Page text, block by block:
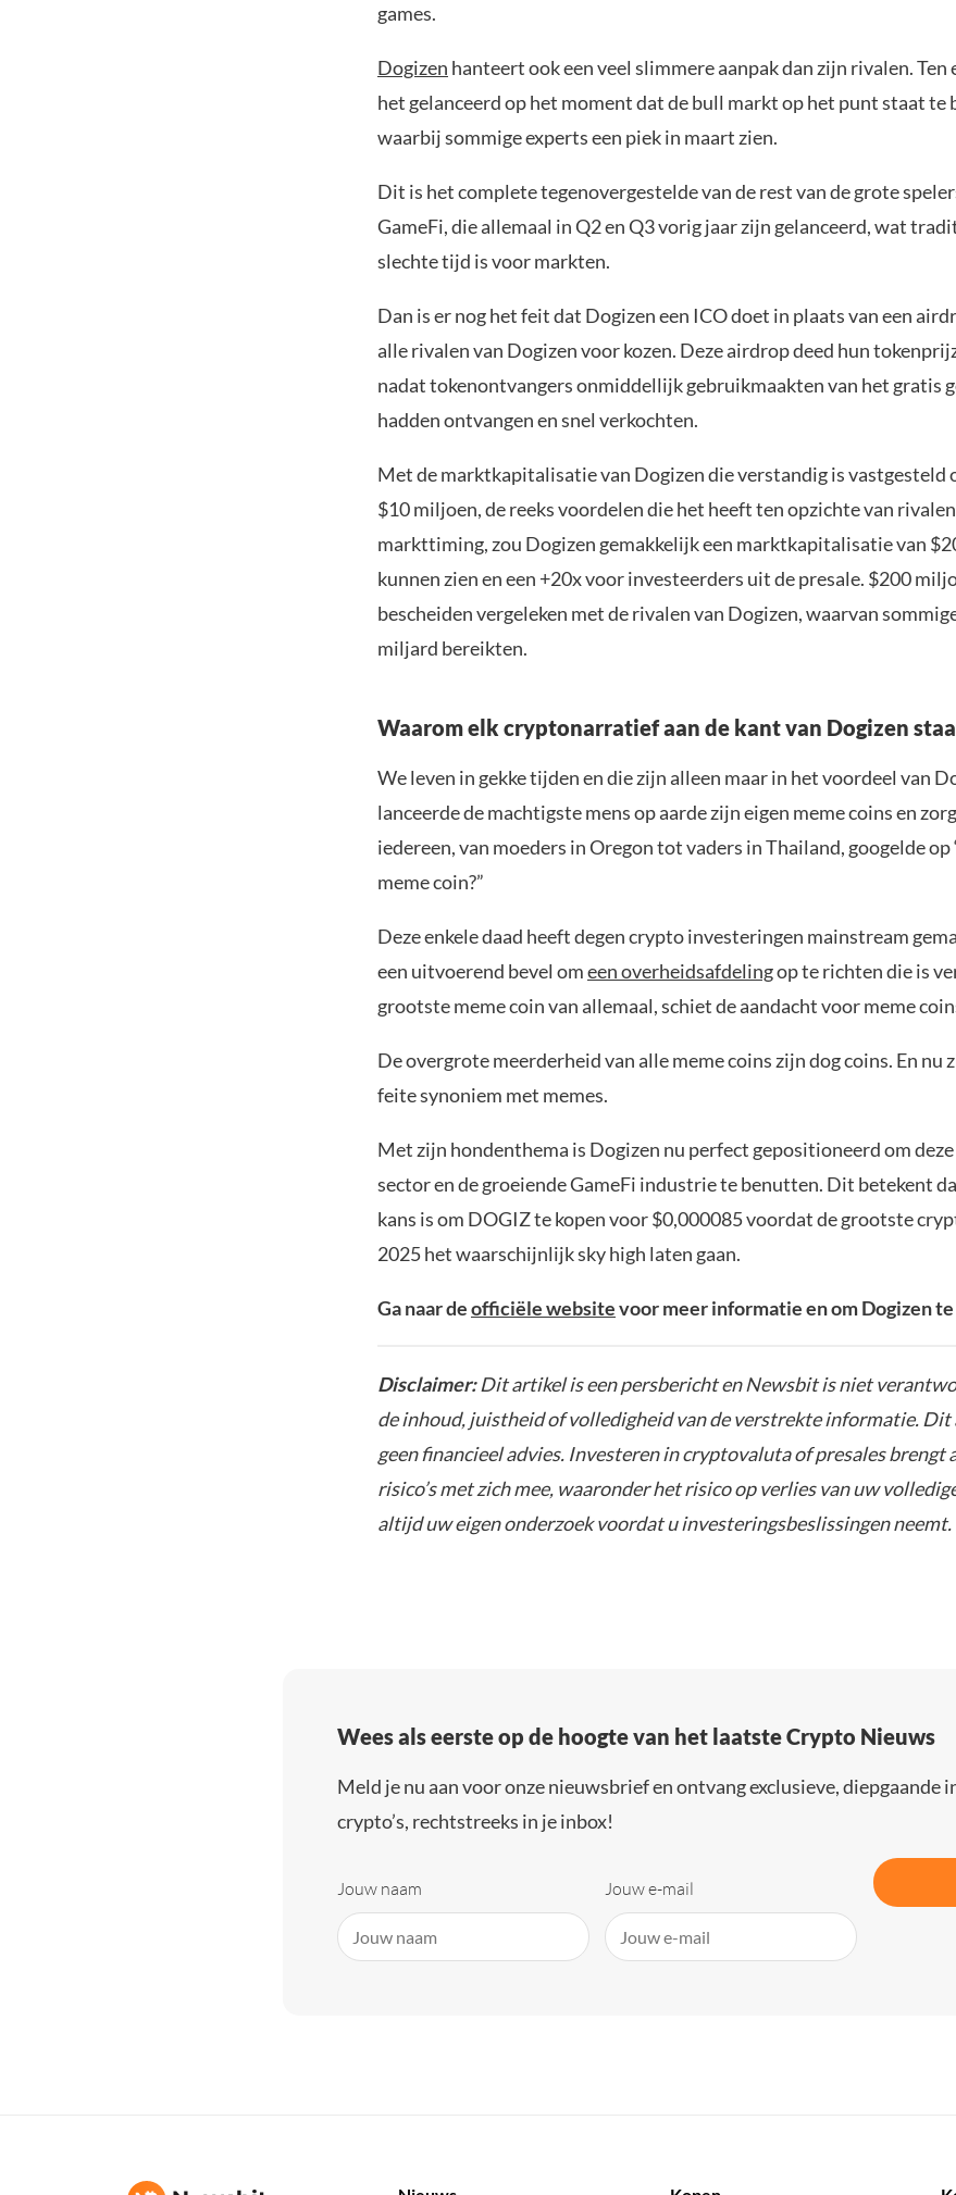
games.
Dogizen hanteert ook een veel slimmere aanpak dan zijn rivalen.
het gelanceerd op het moment dat de bull markt op het punt staat te
waarbij sommige experts een piek in maart zien.
Dit is het complete tegenovergestelde van de rest van de grote
GameFi, die allemaal in Q2 en Q3 vorig jaar zijn gelanceerd, wat
slechte tijd is voor markten.
Dan is er nog het feit dat Dogizen een ICO doet in plaats van een
alle rivalen van Dogizen voor kozen. Deze airdrop deed hun
nadat tokenontvangers onmiddellijk gebruikmaakten van het gratis
hadden ontvangen en snel verkochten.
Met de marktkapitalisatie van Dogizen die verstandig is vastgesteld
$10 miljoen, de reeks voordelen die het heeft ten opzichte van rivalen
markttiming, zou Dogizen gemakkelijk een marktkapitalisatie van
kunnen zien en een +20x voor investeerders uit de presale. $200
bescheiden vergeleken met de rivalen van Dogizen, waarvan
miljard bereikten.
Waarom elk cryptonarratief aan de kant van Dogizen
We leven in gekke tijden en die zijn alleen maar in het voordeel van
lanceerde de machtigste mens op aarde zijn eigen meme coins en
iedereen, van moeders in Oregon tot vaders in Thailand, googelde op
meme coin?”
Deze enkele daad heeft degen crypto investeringen mainstream
een uitvoerend bevel omeen ​​overheidsafdelingop te richten die is
grootste meme coin van allemaal, schiet de aandacht voor meme
De overgrote meerderheid van alle meme coins zijn dog coins. En nu
feite synoniem met memes.
Met zijn hondenthema is Dogizen nu perfect gepositioneerd om
sector en de groeiende GameFi industrie te benutten. Dit betekent
kans is om DOGIZ te kopen voor $0,000085 voordat de grootste
2025 het waarschijnlijk sky high laten gaan.
Ga naar deofficiële websitevoor meer informatie en om Dogizen
Disclaimer: Dit artikel is een persbericht en Newsbit is niet
de inhoud, juistheid of volledigheid van de verstrekte informatie.
geen financieel advies. Investeren in cryptovaluta of presales brengt
risico’s met zich mee, waaronder het risico op verlies van uw
altijd uw eigen onderzoek voordat u investeringsbeslissingen neemt.
Wees als eerste op de hoogte van het laatste Crypto Nieuws
Meld je nu aan voor onze nieuwsbrief en ontvang exclusieve, diepgaande
crypto’s, rechtstreeks in je inbox!
Jouw naam Jouw e-mail